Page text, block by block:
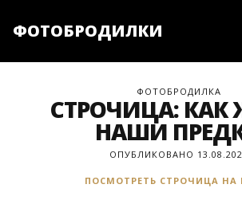
ФОТОБРОДИЛКИ
ФОТОБРОДИЛКА
СТРОЧИЦА:
НАШИ
ОПУБЛИКОВАНО
ПОСМОТРЕТЬ СТРОЧИЦА НА